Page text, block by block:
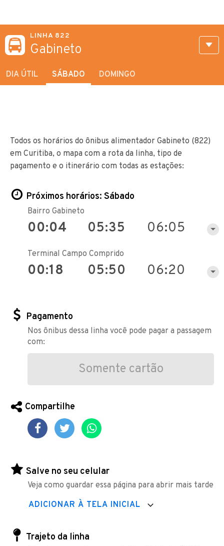
LINHA 822
Gabineto
DIA ÚTIL SÁBADO DOMINGO
Todos os horários do ônibus alimentador Gabineto (822)
em Curitiba, o mapa com a rota da linha, tipo de
pagamento e o itinerário com todas as estações:
Próximos horários: Sábado
Bairro Gabineto
00:04 05:35 06:05
Terminal Campo Comprido
00:18 05:50 06:20
Pagamento
Nos ônibus dessa linha você pode pagar a passagem
com:
Somente cartão
Compartilhe
Salve no seu celular
Veja como guardar essa página para abrir mais tarde
ADICIONAR À TELA INICIAL
Trajeto da linha